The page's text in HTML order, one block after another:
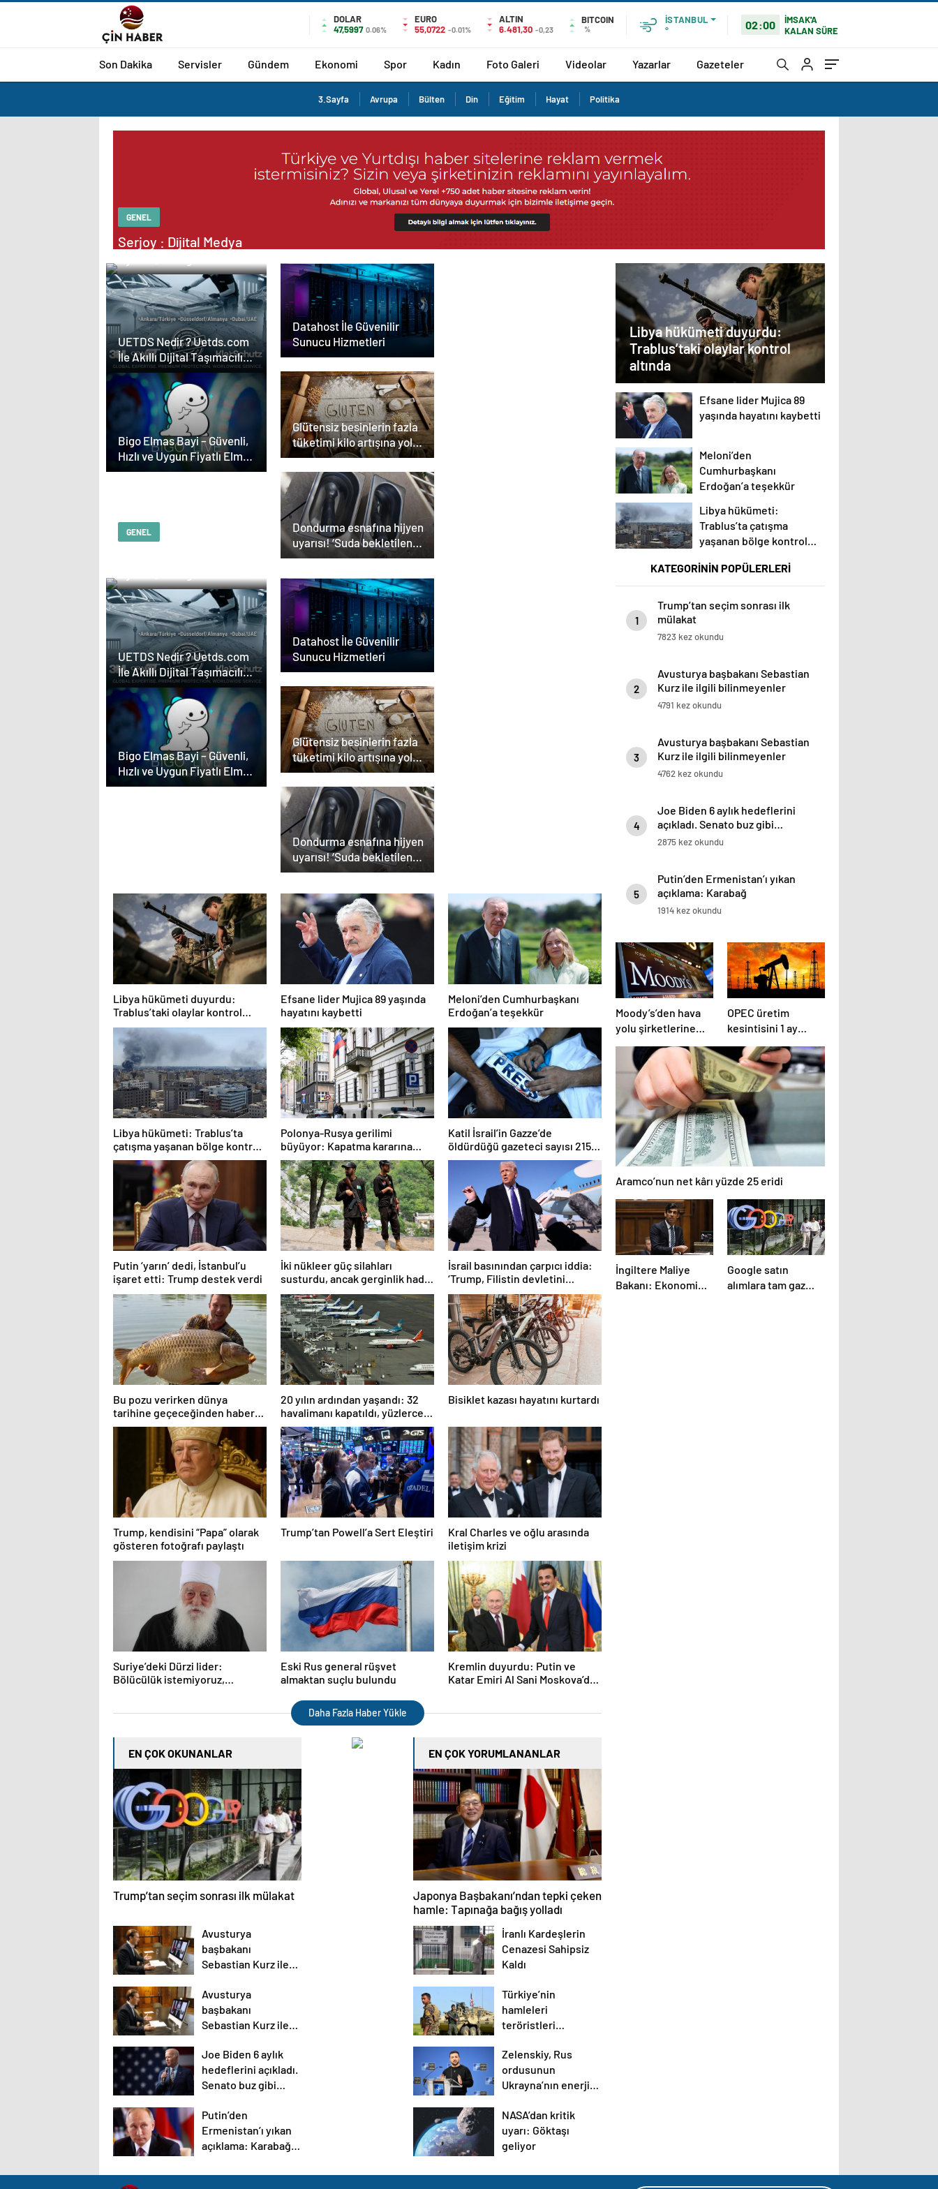
DOLAR
47,5997 0.06%
EURO
55,0722 -0.01%
ALTIN
6.481,30 -0,23
BITCOIN
%
İSTANBUL
°
02:00
İMSAK'A
KALAN SÜRE
Son Dakika Servisler Gündem Ekonomi Spor Kadın Foto Galeri Videolar Yazarlar Gazeteler
3.Sayfa Avrupa Bülten Din Eğitim Hayat Politika
GENEL
Serjoy : Dijital Medya
Ajansı, SEO Ajansı ve
Web Tasarım Ajansı
UETDS Nedir ? Uetds.com
İle Akıllı Dijital Taşımacılık
Yazılımı
Bigo Elmas Bayi – Güvenli,
Hızlı ve Uygun Fiyatlı Elmas
Satın Almanın Yeni Adresi
Datahost İle Güvenilir
Sunucu Hizmetleri
Glütensiz besinlerin fazla
tüketimi kilo artışına yol
açabilir
Dondurma esnafına hijyen
uyarısı! ‘Suda bekletilen
kaşık çapraz bulaşmaya
GENEL
Ajansı, SEO Ajansı ve
Web Tasarım Ajansı
UETDS Nedir ? Uetds.com
İle Akıllı Dijital Taşımacılık
Yazılımı
Bigo Elmas Bayi – Güvenli,
Hızlı ve Uygun Fiyatlı Elmas
Satın Almanın Yeni Adresi
Datahost İle Güvenilir
Sunucu Hizmetleri
Glütensiz besinlerin fazla
tüketimi kilo artışına yol
açabilir
Dondurma esnafına hijyen
uyarısı! ‘Suda bekletilen
kaşık çapraz bulaşmaya
Libya hükümeti duyurdu:
Trablus’taki olaylar kontrol
altında
Efsane lider Mujica 89 yaşında
hayatını kaybetti
Meloni’den Cumhurbaşkanı
Erdoğan’a teşekkür
Libya hükümeti: Trablus’ta
çatışma yaşanan bölge kontrol
altında
Polonya-Rusya gerilimi
büyüyor: Kapatma kararına
karşılık vereceğiz
Katil İsrail’in Gazze’de
öldürdüğü gazeteci sayısı 215’e
çıktı
Putin ‘yarın’ dedi, İstanbul’u
işaret etti: Trump destek verdi
İki nükleer güç silahları
susturdu, ancak gerginlik had
safada
İsrail basınından çarpıcı iddia:
‘Trump, Filistin devletini
tanıyacak’
Bu pozu verirken dünya
tarihine geçeceğinden haberi
yoktu
20 yılın ardından yaşandı: 32
havalimanı kapatıldı, yüzlerce
uçuş iptal
Bisiklet kazası hayatını kurtardı
Trump, kendisini “Papa” olarak
gösteren fotoğrafı paylaştı
Trump’tan Powell’a Sert Eleştiri
Kral Charles ve oğlu arasında
iletişim krizi
Suriye’deki Dürzi lider:
Bölücülük istemiyoruz,
Eski Rus general rüşvet
almaktan suçlu bulundu
Kremlin duyurdu: Putin ve
Katar Emiri Al Sani Moskova’da
Daha Fazla Haber Yükle
EN ÇOK OKUNANLAR
Trump’tan seçim sonrası ilk mülakat
Avusturya
başbakanı
Sebastian Kurz ile
Avusturya
başbakanı
Sebastian Kurz ile
Joe Biden 6 aylık
hedeflerini açıkladı.
Senato buz gibi…
Putin’den
Ermenistan’ı yıkan
açıklama: Karabağ
ayrılmaz bir
EN ÇOK YORUMLANANLAR
Japonya Başbakanı’ndan tepki çeken
hamle: Tapınağa bağış yolladı
İranlı Kardeşlerin
Cenazesi Sahipsiz
Kaldı
Türkiye’nin
hamleleri
teröristleri
PKK/YPG ABD’ye
böyle yalvardı:
Bizim için felaket
Zelenskiy, Rus
ordusunun
Ukrayna’nın enerji
hava saldırısı
düzenlediğini
duyurdu
NASA’dan kritik
uyarı: Göktaşı
geliyor
Libya hükümeti duyurdu:
Trablus’taki olaylar kontrol
altında
Efsane lider Mujica 89
yaşında hayatını kaybetti
Meloni’den
Cumhurbaşkanı
Erdoğan’a teşekkür
Libya hükümeti:
Trablus’ta çatışma
yaşanan bölge kontrol
KATEGORİNİN POPÜLERLERİ
1
Trump’tan seçim sonrası ilk
mülakat
7823 kez okundu
2
Avusturya başbakanı Sebastian
Kurz ile ilgili bilinmeyenler
4791 kez okundu
3
Avusturya başbakanı Sebastian
Kurz ile ilgili bilinmeyenler
4762 kez okundu
4
Joe Biden 6 aylık hedeflerini
açıkladı. Senato buz gibi…
2875 kez okundu
5
Putin’den Ermenistan’ı yıkan
açıklama: Karabağ
Azerbaycan’ın ayrılmaz bir
1914 kez okundu
Moody’s’den hava
yolu şirketlerine
açıklama
OPEC üretim
kesintisini 1 ay
Aramco’nun net kârı yüzde 25 eridi
İngiltere Maliye
Bakanı: Ekonomi
Google satın
alımlara tam gaz